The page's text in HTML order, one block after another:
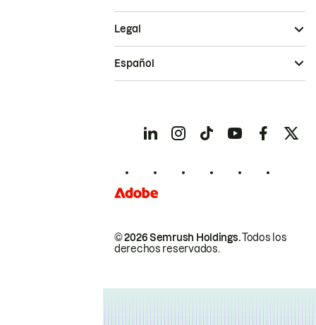
© 2026 Semrush Holdings.Todos los
derechos reservados.
Legal
Español